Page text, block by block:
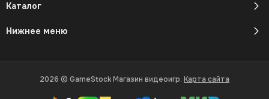
Каталог
Нижнее меню
2026 © GameStock Магазин видеоигр. Карта сайта